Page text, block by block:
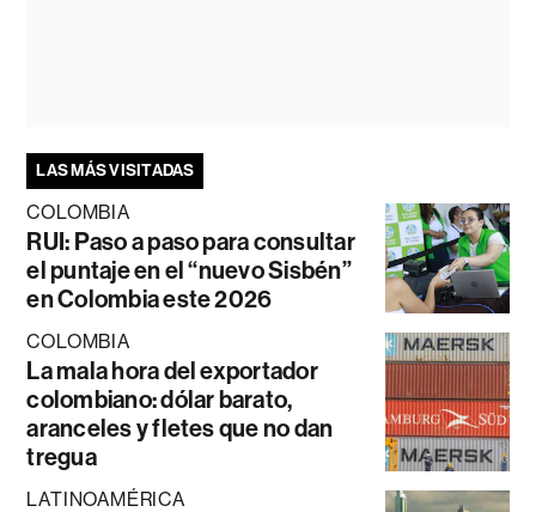
LAS MÁS VISITADAS
COLOMBIA
RUI: Paso a paso para consultar
el puntaje en el “nuevo Sisbén”
en Colombia este 2026
COLOMBIA
La mala hora del exportador
colombiano: dólar barato,
aranceles y fletes que no dan
tregua
LATINOAMÉRICA